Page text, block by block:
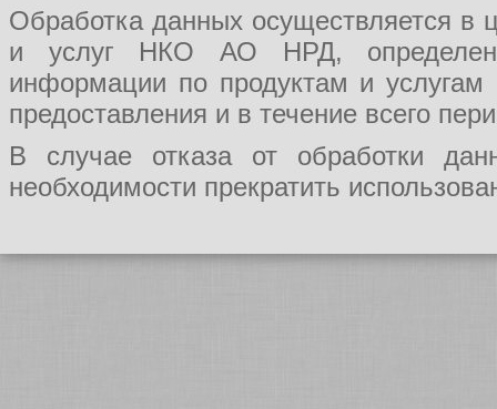
Обработка данных осуществляется в
и услуг НКО АО НРД, определения
информации по продуктам и
предоставления и в течение всего
В случае отказа от обработки
необходимости прекратить